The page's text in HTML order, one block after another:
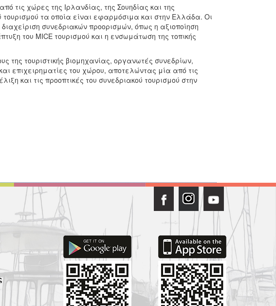
τις χώρες της Ιρλανδίας, της Σουηδίας και της
τα οποία είναι εφαρμόσιμα και στην Ελλάδα. Οι
συνεδριακών προορισμών, όπως η αξιοποίηση
του MICE τουρισμού και η ενσωμάτωση της τοπικής
της τουριστικής βιομηχανίας, οργανωτές συνεδρίων,
επιχειρηματίες του χώρου, αποτελώντας μία από τις
και τις προοπτικές του συνεδριακού τουρισμού στην